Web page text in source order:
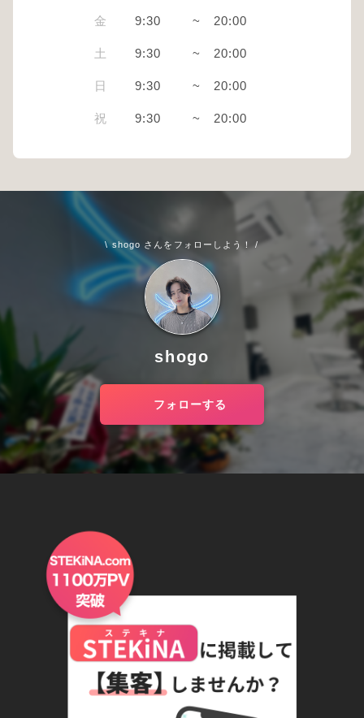
金 9:30 ~ 20:00
土 9:30 ~ 20:00
日 9:30 ~ 20:00
祝 9:30 ~ 20:00
\ shogo さんをフォローしよう！ /
shogo
フォローする